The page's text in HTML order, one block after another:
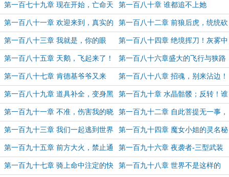
this(7.3k) 活，出发了，少女！
第一百七十九章 现在开始，亡命天
涯（5k）
第一百八十章 谁都追不上她
第一百八十一章 欢迎来到，真实的
世界
第一百八十二章 前狼后虎，统统砍
翻（5.4k跨年快乐）
第一百八十三章 我就是，你的眼
睛！（新年快乐）
第一百八十四章 绝境挥刀！灰雾中
的不速之客！（5k）
第一百八十五章 天鹅，飞起来了！
（5.3k）
第一百八十六章盛大的飞行与狭路
相逢
第一百八十七章 肯德基爷爷又来
了，结盟对抗全世界（6k）
第一百八十八章 招魂，别来沾边！
第一百八十九章 道具补全，变身黑
猫（5k）
第一百九十章 水晶骷髅；反转！谁
在那里？（8.7k）
第一百九十一章 不准，伤害我的晓
夏！（1w求票！）
第一百九十二章 自此菩提无一事，
小虾跳出绿萍中（6k）
第一百九十三章 我们一起逃到世界
之外，谁都不要被世界找到
第一百九十四章 魔女小姐的灵名秘
宝
第一百九十五章 前方大火，禁止通
行！（6k）
第一百九十六章 夜袭者-三型武装
直升飞机！（6k）
第一百九十七章 骑上命中注定的快 第一百九十八章 世界不是这样的